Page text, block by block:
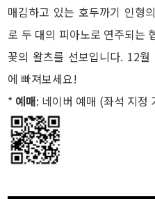
매김하고 있는 호두까기 인형
로 두 대의 피아노로 연주되는
꽃의 왈츠를 선보입니다. 12
에 빠져보세요!
* 예매: 네이버 예매 (좌석 지정